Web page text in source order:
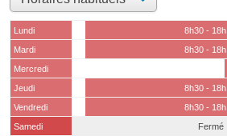
Lundi
8h30 - 18h
Mardi
8h30 - 18h
Mercredi
Jeudi
8h30 - 18h
Vendredi
8h30 - 18h
Samedi
Fermé